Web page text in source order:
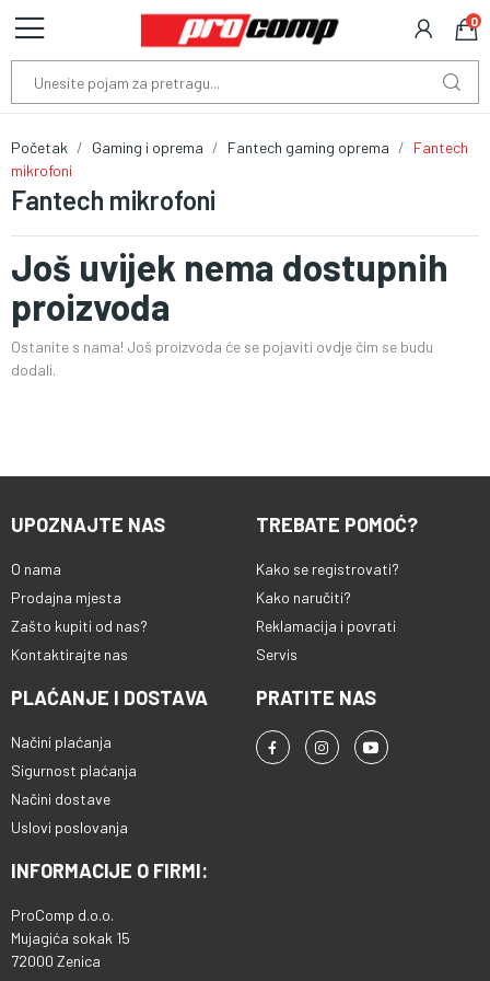
0
Fantech mikrofoni
Početak Gaming i oprema Fantech gaming oprema
Fantech
mikrofoni
Još uvijek nema dostupnih
proizvoda
Ostanite s nama! Još proizvoda će se pojaviti ovdje čim se budu
dodali.
UPOZNAJTE NAS
O nama
Prodajna mjesta
Zašto kupiti od nas?
Kontaktirajte nas
TREBATE POMOĆ?
Kako se registrovati?
Kako naručiti?
Reklamacija i povrati
Servis
PLAĆANJE I DOSTAVA
Načini plaćanja
Sigurnost plaćanja
Načini dostave
Uslovi poslovanja
PRATITE NAS
INFORMACIJE O FIRMI:
ProComp d.o.o.
Mujagića sokak 15
72000 Zenica